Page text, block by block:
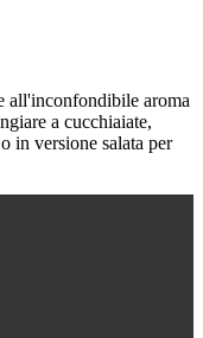
all'inconfondibile aroma
a cucchiaiate,
in versione salata per